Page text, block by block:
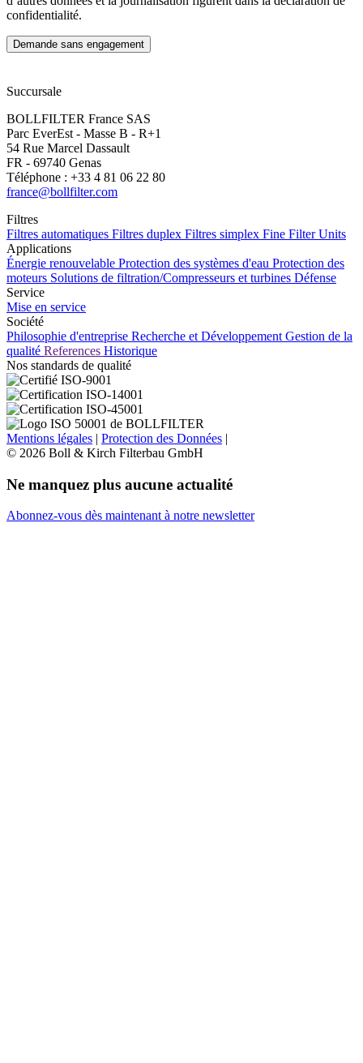
confidentialité.
Succursale
BOLLFILTER France SAS
Parc EverEst - Masse B - R+1
54 Rue Marcel Dassault
FR - 69740 Genas
Téléphone : +33 4 81 06 22 80
france@bollfilter.com
Filtres
Filtres automatiques Filtres duplex Filtres simplex Fine Filter Units
Applications
Énergie renouvelable Protection des systèmes d'eau Protection des
moteurs Solutions de filtration/Compresseurs et turbines Défense
Service
Mise en service
Société
Philosophie d'entreprise Recherche et Développement Gestion de la
qualité References Historique
Nos standards de qualité
Mentions légales | Protection des Données |
© 2026 Boll & Kirch Filterbau GmbH
Ne manquez plus aucune actualité
Abonnez-vous dès maintenant à notre newsletter